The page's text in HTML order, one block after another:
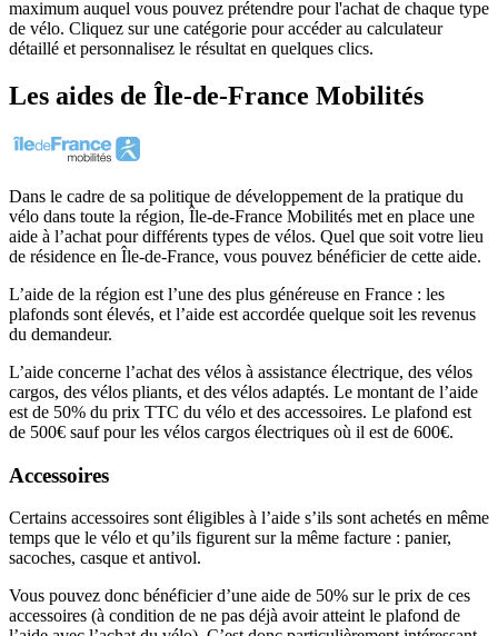
maximum auquel vous pouvez prétendre pour l'achat de chaque type
de vélo. Cliquez sur une catégorie pour accéder au calculateur
détaillé et personnalisez le résultat en quelques clics.
Les aides de Île-de-France Mobilités
Dans le cadre de sa politique de développement de la pratique du
vélo dans toute la région, Île-de-France Mobilités met en place une
aide à l’achat pour différents types de vélos. Quel que soit votre lieu
de résidence en Île-de-France, vous pouvez bénéficier de cette aide.
L’aide de la région est l’une des plus généreuse en France : les
plafonds sont élevés, et l’aide est accordée quelque soit les revenus
du demandeur.
L’aide concerne l’achat des vélos à assistance électrique, des vélos
cargos, des vélos pliants, et des vélos adaptés. Le montant de l’aide
est de 50% du prix TTC du vélo et des accessoires. Le plafond est
de 500€ sauf pour les vélos cargos électriques où il est de 600€.
Accessoires
Certains accessoires sont éligibles à l’aide s’ils sont achetés en même
temps que le vélo et qu’ils figurent sur la même facture : panier,
sacoches, casque et antivol.
Vous pouvez donc bénéficier d’une aide de 50% sur le prix de ces
accessoires (à condition de ne pas déjà avoir atteint le plafond de